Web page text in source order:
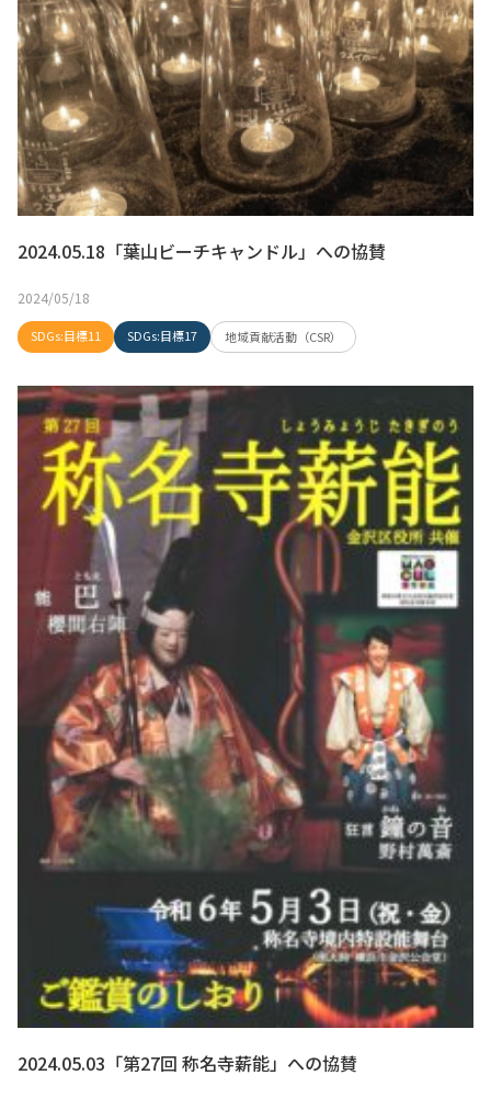
2024.05.18「葉山ビーチキャンドル」への協賛
2024/05/18
SDGs:目標11 SDGs:目標17 地域貢献活動（CSR）
2024.05.03「第27回 称名寺薪能」への協賛